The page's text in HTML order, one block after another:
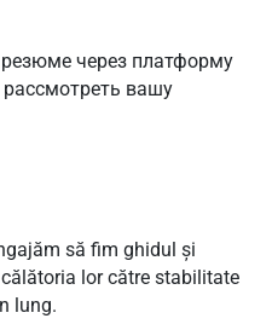
через платформу
вашу
să fim ghidul și
lor către stabilitate
lung.